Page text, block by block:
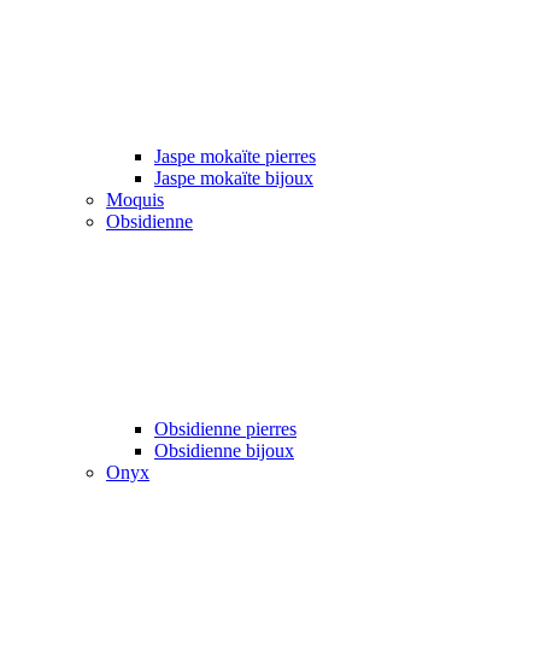
Jaspe mokaïte pierres
Jaspe mokaïte bijoux
Moquis
Obsidienne
Obsidienne pierres
Obsidienne bijoux
Onyx